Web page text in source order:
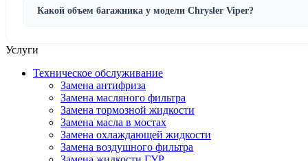
Какой объем багажника у модели Chrysler Viper?
Услуги
Техническое обслуживание
Замена антифриза
Замена масляного фильтра
Замена тормозной жидкости
Замена масла в мостах
Замена охлаждающей жидкости
Замена воздушного фильтра